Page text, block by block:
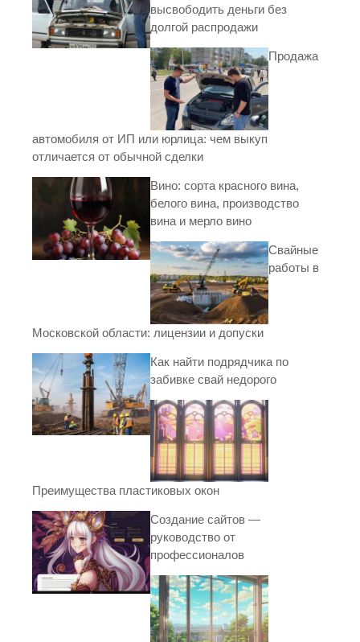
высвободить деньги без
долгой распродажи
Продажа
автомобиля от ИП или юрлица: чем выкуп
отличается от обычной сделки
Вино: сорта красного вина,
белого вина, производство
вина и мерло вино
Свайные
работы в
Московской области: лицензии и допуски
Как найти подрядчика по
забивке свай недорого
Преимущества пластиковых окон
Создание сайтов —
руководство от
профессионалов